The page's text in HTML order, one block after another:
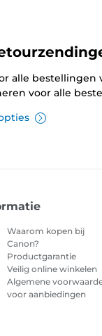
alle bestellingen
voor alle
Waarom kopen bij
Canon?
Productgarantie
Veilig online winkelen
Algemene
voor aanbiedingen